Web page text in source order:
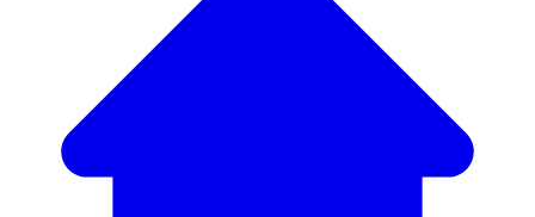
Collabora con i migliori designer di arredamento
Designer